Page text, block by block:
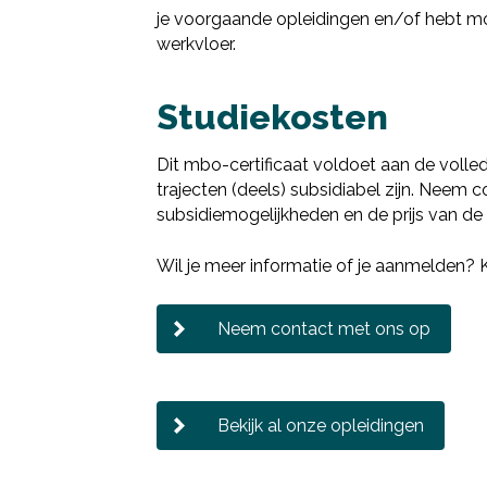
je voorgaande opleidingen en/of hebt
werkvloer.
Studiekosten
Dit mbo-certificaat voldoet aan de
trajecten (deels) subsidiabel zijn. Neem
subsidiemogelijkheden en de prijs van
Wil je meer informatie of je aanmelden?
Neem contact met ons op
Bekijk al onze opleidingen